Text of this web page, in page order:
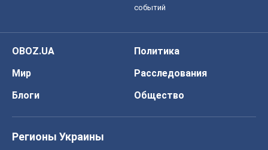
событий
OBOZ.UA
Политика
Мир
Расследования
Блоги
Общество
Регионы Украины